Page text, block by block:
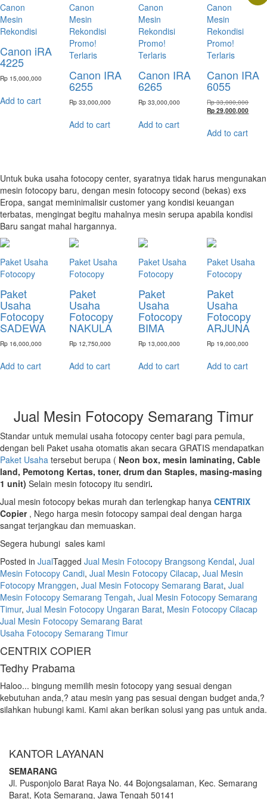
Canon
Mesin
Rekondisi
Canon iRA
4225
Rp 15,000,000
Add to cart
Canon
Mesin
Rekondisi
Promo!
Terlaris
Canon IRA
6255
Rp33,000,000
Add to cart
Canon
Mesin
Rekondisi
Promo!
Terlaris
Canon IRA
6265
Rp33,000,000
Add to cart
Canon
Mesin
Rekondisi
Promo!
Terlaris
Canon IRA
6055
Rp33,000,000
price
Rp 29,000,000
Add to cart
Untuk buka usaha fotocopy center, syaratnya tidak harus mengunakan
mesin fotocopy baru, dengan mesin fotocopy second (bekas) exs
Eropa, sangat meminimalisir customer yang kondisi keuangan
terbatas, mengingat begitu mahalnya mesin serupa apabila kondisi
Baru sangat mahal hargannya.
Paket Usaha
Fotocopy
Paket
Usaha
Fotocopy
SADEWA
Rp 16,000,000
Add to cart
Paket Usaha
Fotocopy
Paket
Usaha
Fotocopy
NAKULA
Rp12,750,000
Add to cart
Paket Usaha
Fotocopy
Paket
Usaha
Fotocopy
BIMA
Rp13,000,000
Add to cart
Paket Usaha
Fotocopy
Paket
Usaha
Fotocopy
ARJUNA
Rp 19,000,000
Add to cart
Jual Mesin Fotocopy Semarang Timur
Standar untuk memulai usaha fotocopy center bagi para pemula,
dengan beli Paket usaha otomatis akan secara GRATIS mendapatkan
Paket Usaha tersebut berupa ( Neon box, mesin laminating, Cable
land, Pemotong Kertas, toner, drum dan Staples, masing-masing
1 unit) Selain mesin fotocopy itu sendiri.
Jual mesin fotocopy bekas murah dan terlengkap hanya CENTRIX
Copier , Nego harga mesin fotocopy sampai deal dengan harga
sangat terjangkau dan memuaskan.
Segera hubungi sales kami
Posted in JualTagged Jual Mesin Fotocopy Brangsong Kendal, Jual
Mesin Fotocopy Candi, Jual Mesin Fotocopy Cilacap, Jual Mesin
Fotocopy Mranggen, Jual Mesin Fotocopy Semarang Barat, Jual
Mesin Fotocopy Semarang Tengah, Jual Mesin Fotocopy Semarang
Timur, Jual Mesin Fotocopy Ungaran Barat, Mesin Fotocopy Cilacap
Post
navigation
Jual Mesin Fotocopy Semarang Barat
Usaha Fotocopy Semarang Timur
CENTRIX COPIER
Tedhy Prabama
Haloo... bingung memilih mesin fotocopy yang sesuai dengan
kebutuhan anda,? atau mesin yang pas sesuai dengan budget anda,?
silahkan hubungi kami. Kami akan berikan solusi yang pas untuk anda.
KANTOR LAYANAN
SEMARANG
Jl. Pusponjolo Barat Raya No. 44 Bojongsalaman, Kec. Semarang
Barat, Kota Semarang, Jawa Tengah 50141